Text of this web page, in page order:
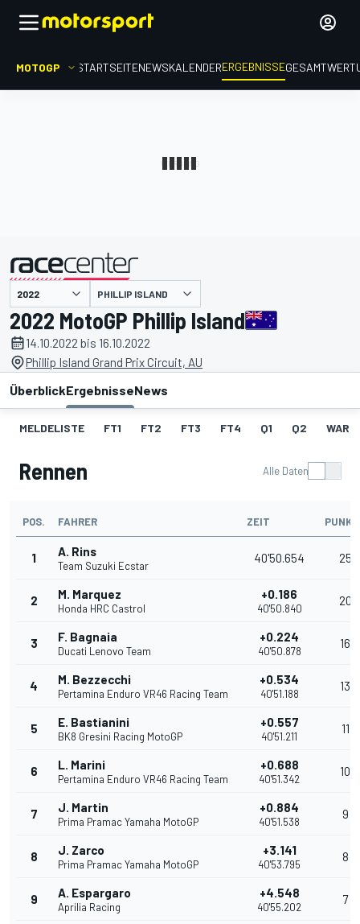
MOTOGP STARTSEITENEWSKALENDERERGEBNISSE
PHILLIP ISLAND
2022 MotoGP Phillip Island
14.10.2022 bis 16.10.2022
Phillip Island Grand Prix Circuit, AU
ÜberblickErgebnisseNews
MELDELISTE FT1 FT2 FT3 FT4 Q1 Q2
Rennen Alle Daten
POS. FAHRER ZEIT
1 A. Rins
Team Suzuki Ecstar
40'50.654 25
2 M. Marquez
Honda HRC Castrol
+0.186
40'50.840
20
3 F. Bagnaia
Ducati Lenovo Team
+0.224
40'50.878
16
4 M. Bezzecchi
Pertamina Enduro VR46 Racing Team
+0.534
40'51.188
13
5 E. Bastianini
BK8 Gresini Racing MotoGP
+0.557
40'51.211
11
6 L. Marini
Pertamina Enduro VR46 Racing Team
+0.688
40'51.342
10
7 J. Martin
Prima Pramac Yamaha MotoGP
+0.884
40'51.538
9
8 J. Zarco
Prima Pramac Yamaha MotoGP
+3.141
40'53.795
8
9 A. Espargaro
Aprilia Racing
+4.548
40'55.202
7